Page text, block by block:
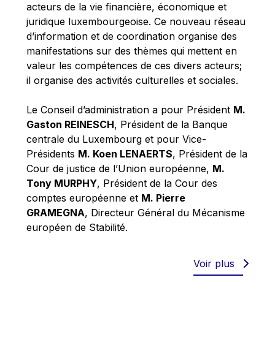
Mireille Delmas-Marty
Nobuo Tanaka
Otmar Issing
Paolo Mengozzi
Paschal Donohoe
Pat Cox
Patrizia Nanz
Philippe Maystadt
Pierre Gramegna
Richard Pelly
Robert Goebbels
Robert REYNDERS
acteurs de la vie financière, économique et
juridique luxembourgeoise. Ce nouveau réseau
d’information et de coordination organise des
manifestations sur des thèmes qui mettent en
valeur les compétences de ces divers acteurs;
il organise des activités culturelles et sociales.
Le Conseil d’administration a pour Président M.
Gaston REINESCH, Président de la Banque
centrale du Luxembourg et pour Vice-
Présidents M. Koen LENAERTS, Président de la
Cour de justice de l’Union européenne, M.
Tony MURPHY, Président de la Cour des
comptes européenne et M. Pierre
GRAMEGNA, Directeur Général du Mécanisme
européen de Stabilité.
Voir plus